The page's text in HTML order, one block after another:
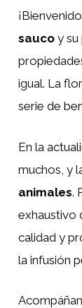
sauco y su
igual. La
serie de
En la
muchos, y
animales.
exhaustivo
calidad y
la infusión